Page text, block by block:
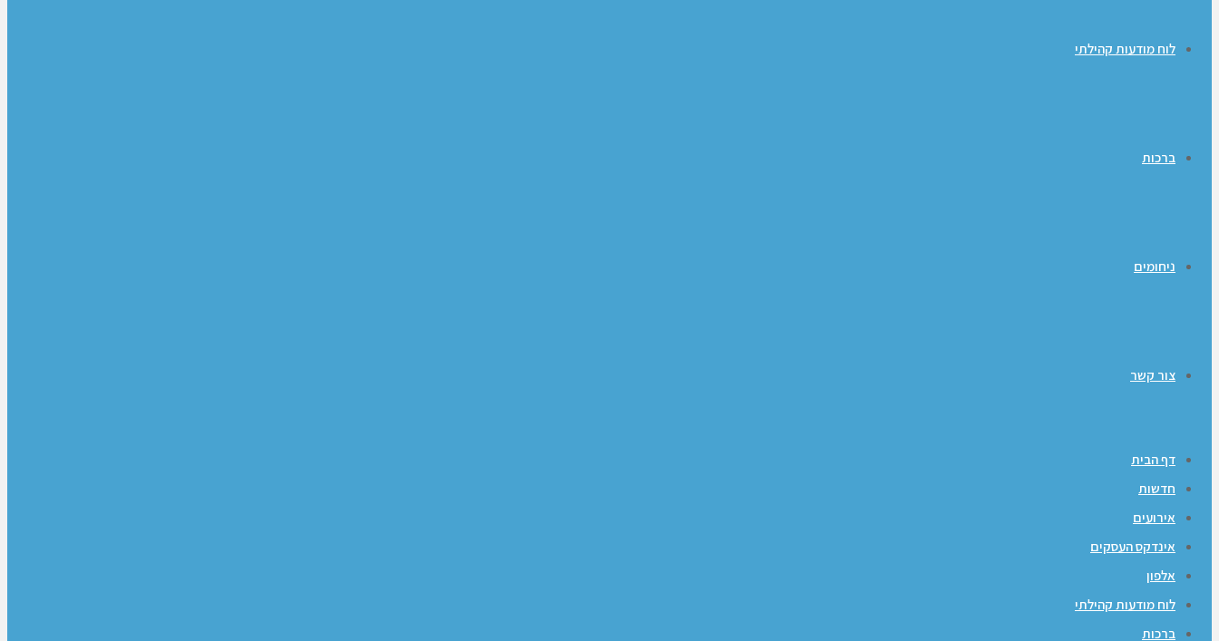
לוח מודעות קהילתי
ברכות
ניחומים
צור קשר
דף הבית
חדשות
אירועים
אינדקס העסקים
אלפון
לוח מודעות קהילתי
ברכות